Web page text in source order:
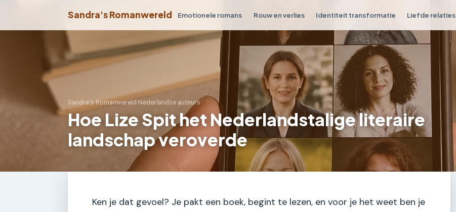
Sandra's Romanwereld Emotionele romans Rouw en verlies Identiteit transformatie Liefde relaties
Sandra's Romanwereld›Nederlandse auteurs
Hoe Lize Spit het Nederlandstalige literaire
landschap veroverde
Ken je dat gevoel? Je pakt een boek, begint te lezen, en voor je het weet ben je